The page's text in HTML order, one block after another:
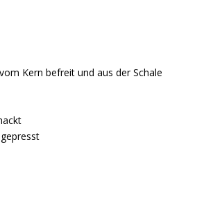
Kern befreit und aus der Schale